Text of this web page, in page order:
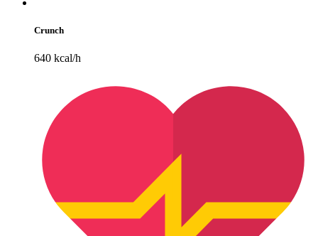
Crunch
640 kcal/h